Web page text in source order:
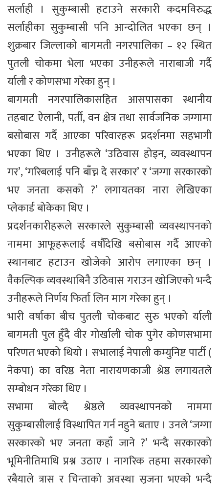
सर्लाही । सुकुम्बासी हटाउने सरकारी कदमविरुद्ध
सर्लाहीका सुकुम्बासी पनि आन्दोलित भएका छन् ।
शुक्रबार जिल्लाको बागमती नगरपालिका – १२ स्थित
पुतली चोकमा भेला भएका उनीहरूले नाराबाजी गर्दै
र्याली र कोणसभा गरेका हुन् ।
बागमती नगरपालिकासहित आसपासका स्थानीय
तहबाट ऐलानी, पर्ती, वन क्षेत्र तथा सार्वजनिक जग्गामा
बसोबास गर्दै आएका परिवारहरू प्रदर्शनमा सहभागी
भएका थिए । उनीहरूले ‘उठिवास होइन, व्यवस्थापन
गर’, ‘गरिबलाई पनि बाँच्न दे सरकार’ र ‘जग्गा सरकारको
भए जनता कसको ?’ लगायतका नारा लेखिएका
प्लेकार्ड बोकेका थिए ।
प्रदर्शनकारीहरूले सरकारले सुकुम्बासी व्यवस्थापनको
नाममा आफूहरूलाई वर्षौंदेखि बसोबास गर्दै आएको
स्थानबाट हटाउन खोजेको आरोप लगाएका छन् ।
वैकल्पिक व्यवस्थाबिनै उठिवास गराउन खोजिएको भन्दै
उनीहरूले निर्णय फिर्ता लिन माग गरेका हुन् ।
भारी वर्षाका बीच पुतली चोकबाट सुरु भएको र्याली
बागमती पुल हुँदै वीर गोर्खाली चोक पुगेर कोणसभामा
परिणत भएको थियो । सभालाई नेपाली कम्युनिष्ट पार्टी (
नेकपा) का वरिष्ठ नेता नारायणकाजी श्रेष्ठ लगायतले
सम्बोधन गरेका थिए ।
सभामा बोल्दै श्रेष्ठले व्यवस्थापनको नाममा
सुकुम्बासीलाई विस्थापित गर्न नहुने बताए । उनले ‘जग्गा
सरकारको भए जनता कहाँ जाने ?’ भन्दै सरकारको
भूमिनीतिमाथि प्रश्न उठाए । नागरिक तहमा सरकारको
रबैयाले त्रास र चिन्ताको अवस्था सृजना भएको भन्दै